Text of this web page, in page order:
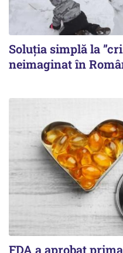
Soluția simplă la
neimaginat în
FDA a aprobat